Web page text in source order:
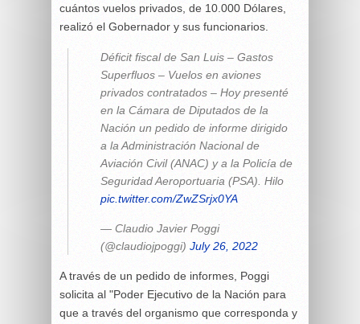
cuántos vuelos privados, de 10.000 Dólares,
realizó el Gobernador y sus funcionarios.
Déficit fiscal de San Luis – Gastos
Superfluos – Vuelos en aviones
privados contratados – Hoy presenté
en la Cámara de Diputados de la
Nación un pedido de informe dirigido
a la Administración Nacional de
Aviación Civil (ANAC) y a la Policía de
Seguridad Aeroportuaria (PSA). Hilo
pic.twitter.com/ZwZSrjx0YA
— Claudio Javier Poggi
(@claudiojpoggi) July 26, 2022
A través de un pedido de informes, Poggi
solicita al "Poder Ejecutivo de la Nación para
que a través del organismo que corresponda y